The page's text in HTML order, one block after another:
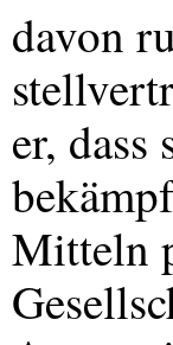
davon
er,
Mitteln